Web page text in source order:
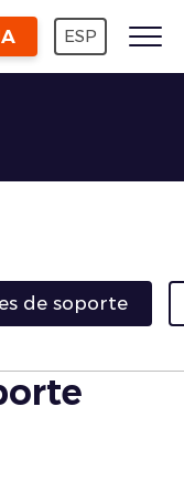
ESP
de soporte